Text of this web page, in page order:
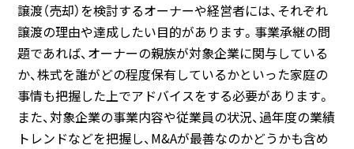
譲渡（売却）を検討するオーナーや経営者には、それぞれ
譲渡の理由や達成したい目的があります。事業承継の問
題であれば、オーナーの親族が対象企業に関与している
か、株式を誰がどの程度保有しているかといった家庭の
事情も把握した上でアドバイスをする必要があります。
また、対象企業の事業内容や従業員の状況、過年度の業績
トレンドなどを把握し、M&Aが最善なのかどうかも含め